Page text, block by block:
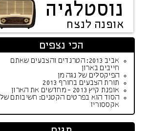
נוסטלגיה
אופנה לנצח
הכי נצפים
אביב 2013: הטרנדים והצבעים שאתם
חייבים בארון
הפיקסלים של נגה מן
תורת הצבעים בחורף 2013
אופנת קיץ 2013 - מחדשים את הארון
הסוד הוא בפרטים הקטנים: חשיבותם של
אקססוריז